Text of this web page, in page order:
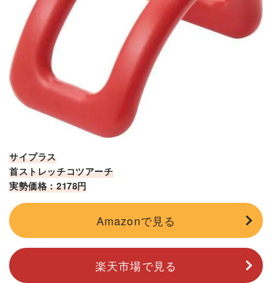
サイプラス
首ストレッチコツアーチ
実勢価格：2178円
Amazonで見る
楽天市場で見る